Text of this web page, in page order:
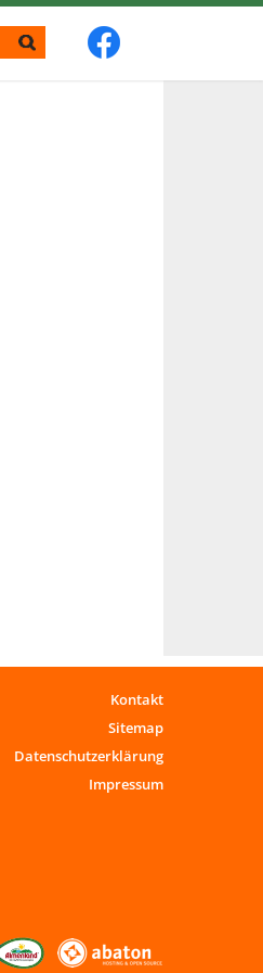
Kontakt
Sitemap
Datenschutzerklärung
Impressum